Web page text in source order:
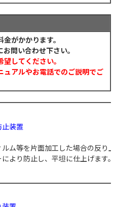
がかかります。
問い合わせ下さい。
してください。
ュアルやお電話でのご説明でご
装置
ルム等を片面加工した場合の反り
より防止し、平坦に仕上げます。